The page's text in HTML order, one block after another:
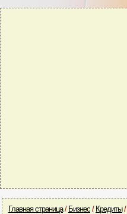
Главная страница/ Бизнес / Кредиты/